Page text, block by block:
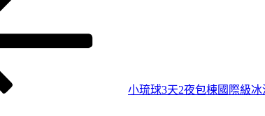
小琉球3天2夜包棟國際級